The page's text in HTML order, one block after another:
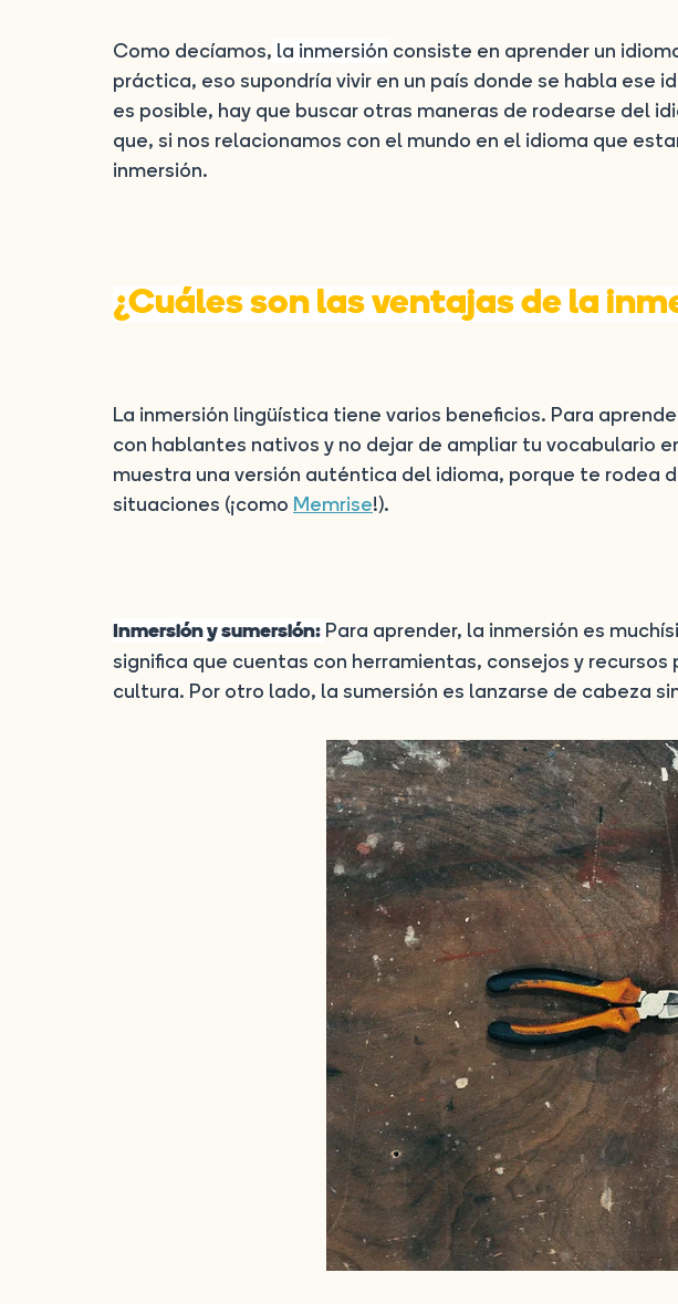
Como decíamos, la inmersión consiste en aprender un
práctica, eso supondría vivir en un país donde se habla ese
es posible, hay que buscar otras maneras de rodearse del
que, si nos relacionamos con el mundo en el idioma que
inmersión.
¿Cuáles son las ventajas de la
La inmersión lingüística tiene varios beneficios. Para
con hablantes nativos y no dejar de ampliar tu vocabulario
muestra una versión auténtica del idioma, porque te rodea
situaciones (¡como Memrise!).
Inmersión y sumersión: Para aprender, la inmersión es
significa que cuentas con herramientas, consejos y
cultura. Por otro lado, la sumersión es lanzarse de cabeza